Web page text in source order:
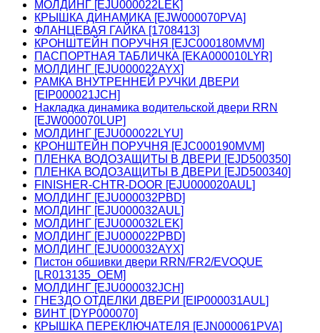
МОЛДИНГ [EJU000022LEK]
КРЫШКА ДИНАМИКА [EJW000070PVA]
ФЛАНЦЕВАЯ ГАЙКА [1708413]
КРОНШТЕЙН ПОРУЧНЯ [EJC000180MVM]
ПАСПОРТНАЯ ТАБЛИЧКА [EKA000010LYR]
МОЛДИНГ [EJU000022AYX]
РАМКА ВНУТРЕННЕЙ РУЧКИ ДВЕРИ
[EIP000021JCH]
Накладка динамика водительской двери RRN
[EJW000070LUP]
МОЛДИНГ [EJU000022LYU]
КРОНШТЕЙН ПОРУЧНЯ [EJC000190MVM]
ПЛЕНКА ВОДОЗАЩИТЫ В ДВЕРИ [EJD500350]
ПЛЕНКА ВОДОЗАЩИТЫ В ДВЕРИ [EJD500340]
FINISHER-CHTR-DOOR [EJU000020AUL]
МОЛДИНГ [EJU000032PBD]
МОЛДИНГ [EJU000032AUL]
МОЛДИНГ [EJU000032LEK]
МОЛДИНГ [EJU000022PBD]
МОЛДИНГ [EJU000032AYX]
Пистон обшивки двери RRN/FR2/EVOQUE
[LR013135_OEM]
МОЛДИНГ [EJU000032JCH]
ГНЕЗДО ОТДЕЛКИ ДВЕРИ [EIP000031AUL]
ВИНТ [DYP000070]
КРЫШКА ПЕРЕКЛЮЧАТЕЛЯ [EJN000061PVA]